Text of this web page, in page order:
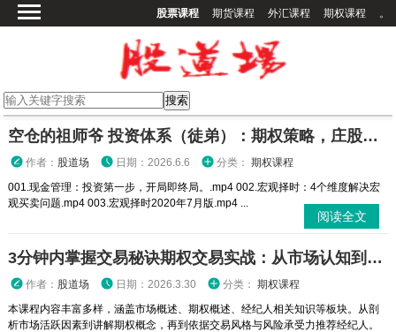
股票课程 期货课程 外汇课程 期权课程 。
期货课程
期权课程
外汇课程
高校课程
空仓的祖师爷 投资体系（徒弟）：期权策略，庄股策略
作者： 股道场 日期：2026.6.6 分类： 期权课程
001.现金管理：投资第一步，开局即终局。.mp4 002.宏观择时：4个维度解决宏
观买卖问题.mp4 003.宏观择时2020年7月版.mp4 ...
阅读全文
3分钟内掌握交易秘诀期权交易实战：从市场认知到策略执行全攻略
作者： 股道场 日期：2026.3.30 分类： 期权课程
本课程内容丰富多样，涵盖市场概述、期权概述、经纪人相关知识等板块。从剖
析市场活跃因素到讲解期权概念，再到依据交易风格与风险承受力推荐经纪人。